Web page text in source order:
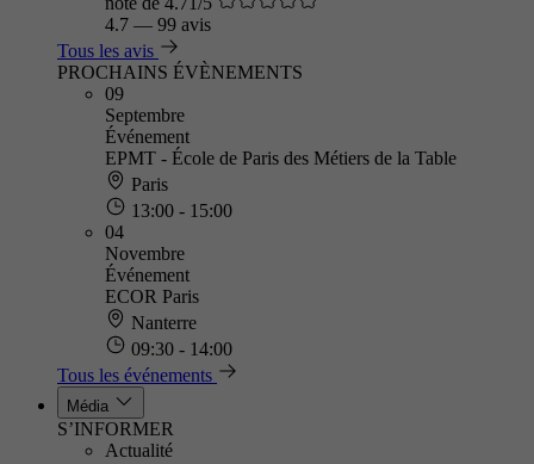
4.7 — 99 avis
Tous les avis
PROCHAINS ÉVÈNEMENTS
09
Septembre
Événement
EPMT - École de Paris des Métiers de la Table
Paris
13:00 - 15:00
04
Novembre
Événement
ECOR Paris
Nanterre
09:30 - 14:00
Tous les événements
Média
S’INFORMER
Actualité